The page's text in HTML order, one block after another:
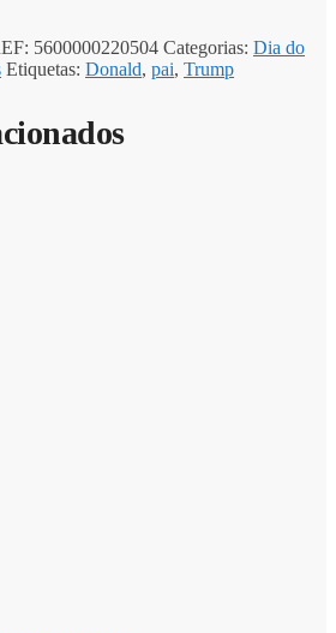
5600000220504 Categorias: Dia do
Etiquetas: Donald, pai, Trump